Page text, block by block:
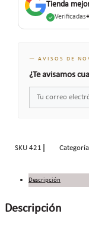
Tienda
Verificadas
— AVISOS DE
¿Te avisamos
SKU421
Descripción
Descripción